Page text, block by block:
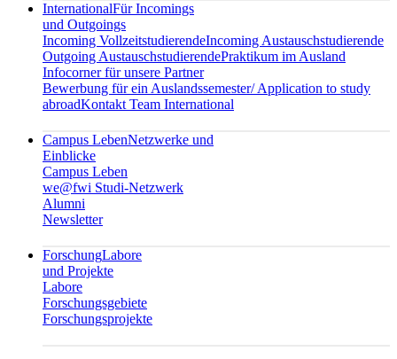
InternationalFür Incomings
und Outgoings
Incoming VollzeitstudierendeIncoming Austauschstudierende
Outgoing AustauschstudierendePraktikum im Ausland
Infocorner für unsere Partner
Bewerbung für ein Auslandssemester/ Application to study
abroadKontakt Team International
Campus LebenNetzwerke und
Einblicke
Campus Leben
we@fwi Studi-Netzwerk
Alumni
Newsletter
ForschungLabore
und Projekte
Labore
Forschungsgebiete
Forschungsprojekte